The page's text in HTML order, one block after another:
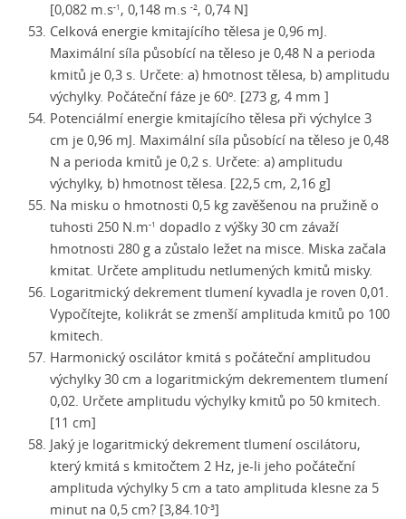
[0,082 m.s-1 , 0,148 m.s -2, 0,74 N]
Celková energie kmitajícího tělesa je 0,96 mJ.
Maximální síla působící na těleso je 0,48 N a perioda
kmitů je 0,3 s. Určete: a) hmotnost tělesa, b) amplitudu
výchylky. Počáteční fáze je 60o. [273 g, 4 mm ]
Potenciálmí energie kmitajícího tělesa při výchylce 3
cm je 0,96 mJ. Maximální síla působící na těleso je 0,48
N a perioda kmitů je 0,2 s. Určete: a) amplitudu
výchylky, b) hmotnost tělesa. [22,5 cm, 2,16 g]
Na misku o hmotnosti 0,5 kg zavěšenou na pružině o
tuhosti 250 N.m-1 dopadlo z výšky 30 cm závaží
hmotnosti 280 g a zůstalo ležet na misce. Miska začala
kmitat. Určete amplitudu netlumených kmitů misky.
Logaritmický dekrement tlumení kyvadla je roven 0,01.
Vypočítejte, kolikrát se zmenší amplituda kmitů po 100
kmitech.
Harmonický oscilátor kmitá s počáteční amplitudou
výchylky 30 cm a logaritmickým dekrementem tlumení
0,02. Určete amplitudu výchylky kmitů po 50 kmitech.
[11 cm]
Jaký je logaritmický dekrement tlumení oscilátoru,
který kmitá s kmitočtem 2 Hz, je-li jeho počáteční
amplituda výchylky 5 cm a tato amplituda klesne za 5
minut na 0,5 cm? [3,84.10-3]